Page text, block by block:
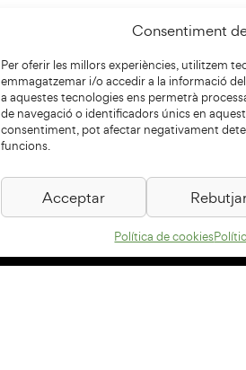
Consentiment
Per oferir les millors experiències, utilitzem
emmagatzemar i/o accedir a la informació
a aquestes tecnologies ens permetrà
de navegació o identificadors únics en
consentiment, pot afectar negativament
funcions.
Acceptar
Política de cookies